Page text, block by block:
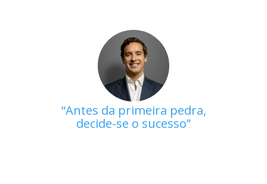
Antes da primeira pedra,
decide-se o sucesso